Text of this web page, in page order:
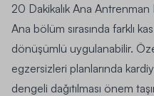
20 Dakikalık Ana
Ana bölüm sırasında farklı
dönüşümlü uygulanabilir.
egzersizleri planlarında
dengeli dağıtılması önem